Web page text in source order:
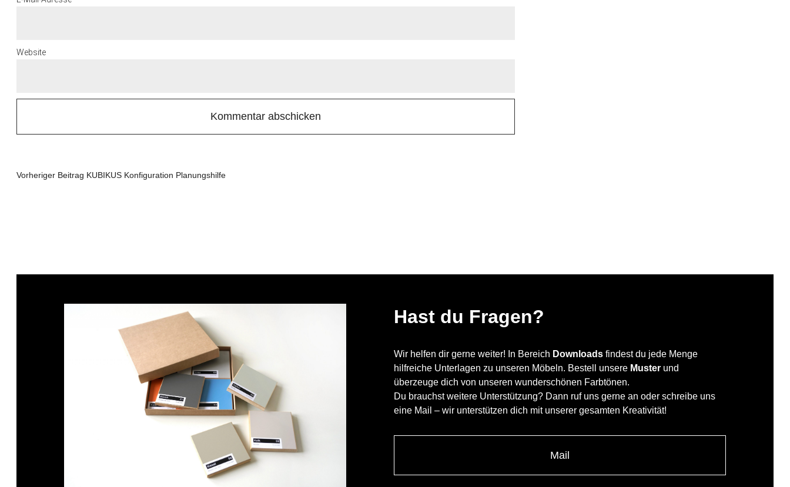
Website
Vorheriger Beitrag KUBIKUS Konfiguration Planungshilfe
Hast du Fragen?
Wir helfen dir gerne weiter! In Bereich Downloadsfindest du jede Menge
hilfreiche Unterlagen zu unseren Möbeln. Bestell unsere Muster und
überzeuge dich von unseren wunderschönen Farbtönen.
Du brauchst weitere Unterstützung? Dann ruf uns gerne an oder schreibe uns
eine Mail – wir unterstützen dich mit unserer gesamten Kreativität!
Mail